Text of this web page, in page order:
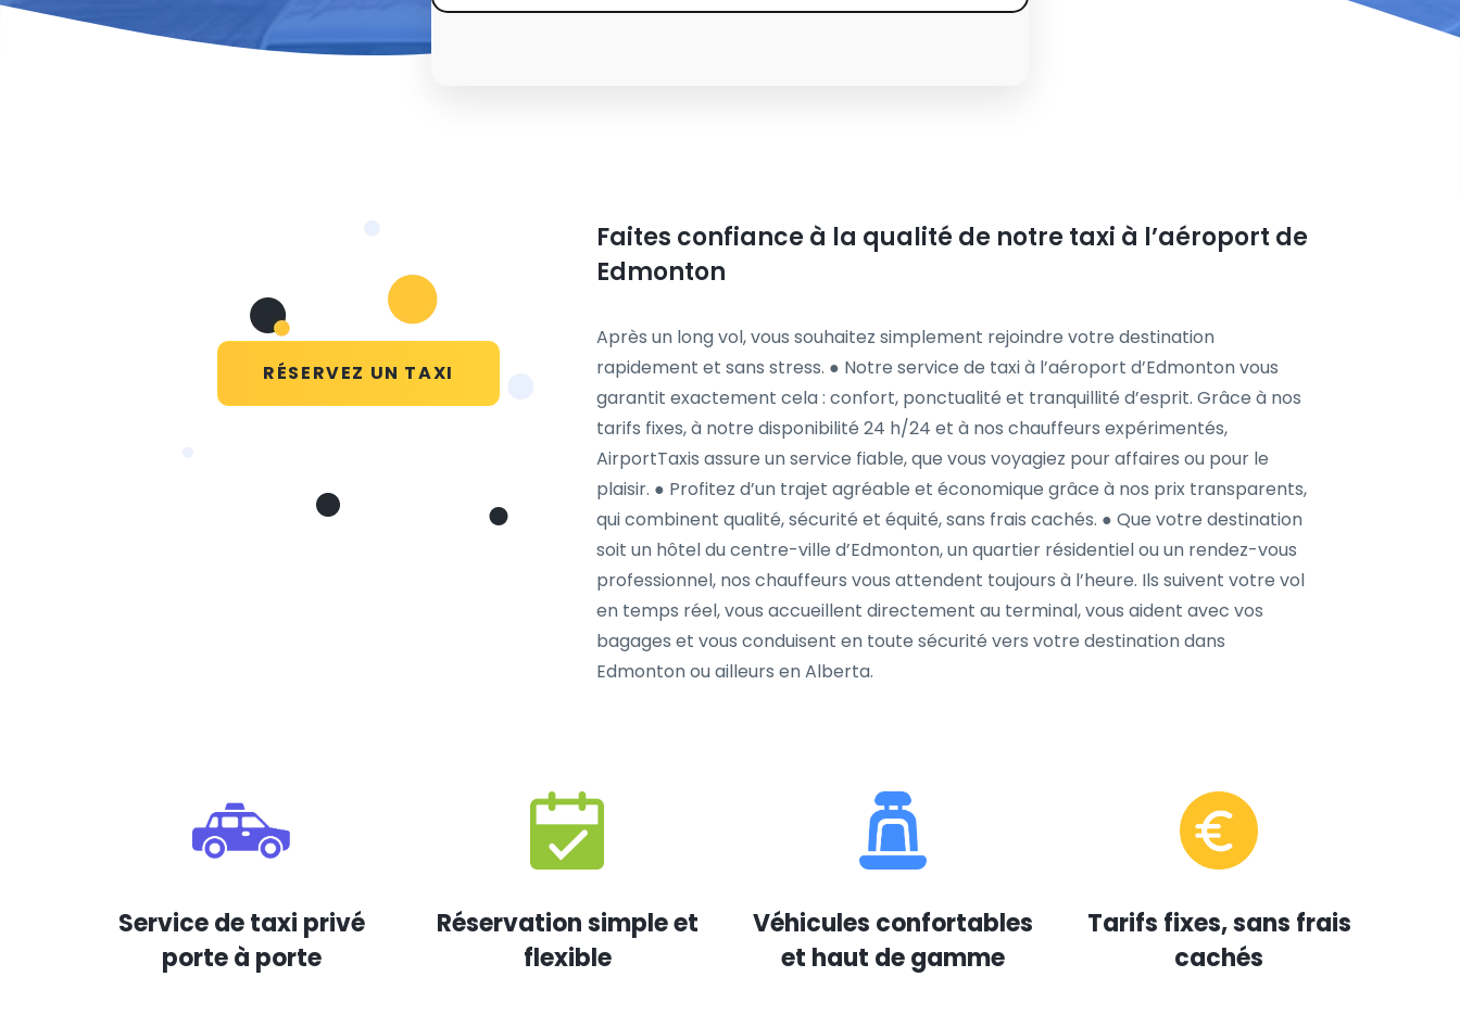
RÉSERVEZ UN TAXI
Faites confiance à la qualité de notre taxi à l’aéroport de
Edmonton
Après un long vol, vous souhaitez simplement rejoindre votre destination
rapidement et sans stress. ● Notre service de taxi à l’aéroport d’Edmonton vous
garantit exactement cela : confort, ponctualité et tranquillité d’esprit. Grâce à nos
tarifs fixes, à notre disponibilité 24 h/24 et à nos chauffeurs expérimentés,
AirportTaxis assure un service fiable, que vous voyagiez pour affaires ou pour le
plaisir. ● Profitez d’un trajet agréable et économique grâce à nos prix transparents,
qui combinent qualité, sécurité et équité, sans frais cachés. ● Que votre destination
soit un hôtel du centre-ville d’Edmonton, un quartier résidentiel ou un rendez-vous
professionnel, nos chauffeurs vous attendent toujours à l’heure. Ils suivent votre vol
en temps réel, vous accueillent directement au terminal, vous aident avec vos
bagages et vous conduisent en toute sécurité vers votre destination dans
Edmonton ou ailleurs en Alberta.
Service de taxi privé
porte à porte
Réservation simple et
flexible
Véhicules confortables
et haut de gamme
Tarifs fixes, sans frais
cachés